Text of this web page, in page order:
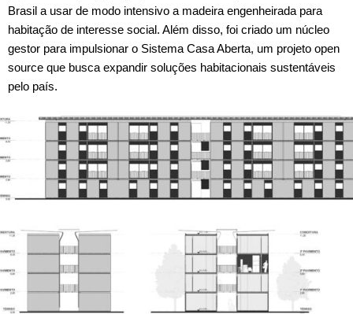
Brasil a usar de modo intensivo a madeira engenheirada para
habitação de interesse social. Além disso, foi criado um núcleo
gestor para impulsionar o Sistema Casa Aberta, um projeto open
source que busca expandir soluções habitacionais sustentáveis
pelo país.